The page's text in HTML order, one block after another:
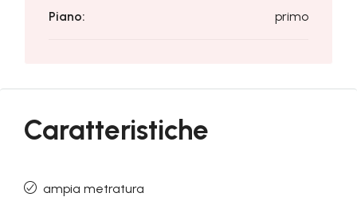
Piano: primo
Caratteristiche
ampia metratura